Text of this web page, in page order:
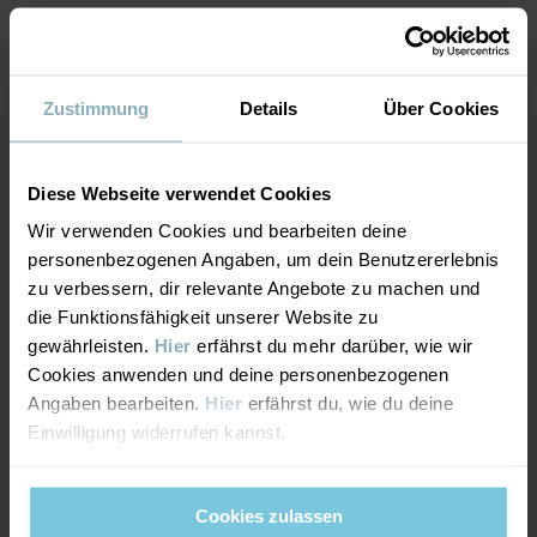
Zustimmung Details Über Cookies
Diese Webseite verwendet Cookies
Wir verwenden Cookies und bearbeiten deine
personenbezogenen Angaben, um dein Benutzererlebnis
zu verbessern, dir relevante Angebote zu machen und
die Funktionsfähigkeit unserer Website zu
gewährleisten. Hier erfährst du mehr darüber, wie wir
Cookies anwenden und deine personenbezogenen
Angaben bearbeiten. Hier erfährst du, wie du deine
Einwilligung widerrufen kannst.
Cookies zulassen
Weiterlesen
Material
100% [5637149076]
Pflegehinweise
WASCHEN
Nicht waschen
Bleichen nicht erlaubt
LIEFERUNG UND RÜCKSENDUNG
Lieferung & Rücksendung
Lieferung
Wir liefern versandkostenfrei ab 69€. Die Lieferzeit beträgt 3–5
Werktagen. Je nachdem, an welche Postleitzahl die Lieferung
erfolgen soll, werden an der Kasse die verfügbaren
Versandoptionen angezeigt.
DAS KÖNNTE DIR AUCH GEFALLEN